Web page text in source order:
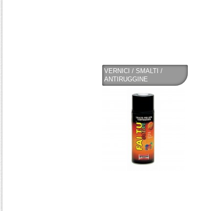
VERNICI / SMALTI /
ANTIRUGGINE